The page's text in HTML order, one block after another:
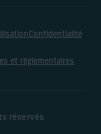
Confidentialité
et réglementaires
réservés